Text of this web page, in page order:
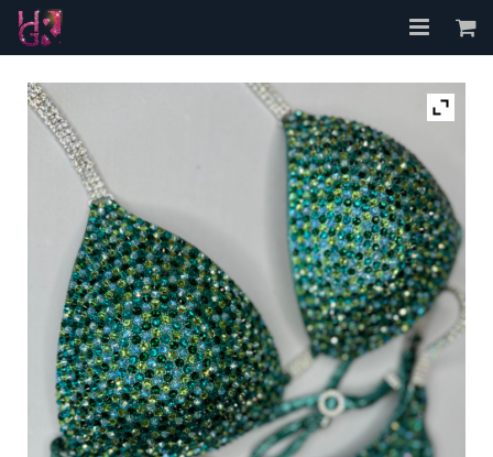
Accueil
A propos
Les Bikinis
Contact
Mon compte